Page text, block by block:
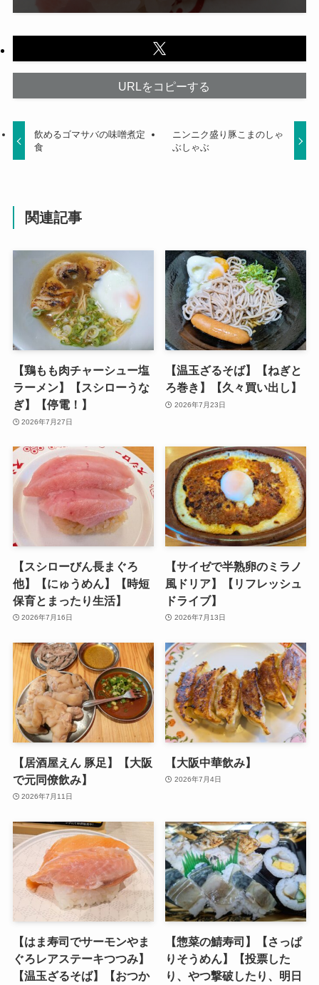
URLをコピーする
飲めるゴマサバの味噌煮定
食
ニンニク盛り豚こまのしゃ
ぶしゃぶ
関連記事
【鶏もも肉チャーシュー塩
ラーメン】【スシローうな
ぎ】【停電！】
2026年7月27日
【温玉ざるそば】【ねぎと
ろ巻き】【久々買い出し】
2026年7月23日
【スシローびん長まぐろ
他】【にゅうめん】【時短
保育とまったり生活】
2026年7月16日
【サイゼで半熟卵のミラノ
風ドリア】【リフレッシュ
ドライブ】
2026年7月13日
【居酒屋えん 豚足】【大阪
で元同僚飲み】
2026年7月11日
【大阪中華飲み】
2026年7月4日
【はま寿司でサーモンやま
ぐろレアステーキつつみ】
【温玉ざるそば】【おつか
【惣菜の鯖寿司】【さっぱ
りそうめん】【投票した
り、やつ撃破したり、明日